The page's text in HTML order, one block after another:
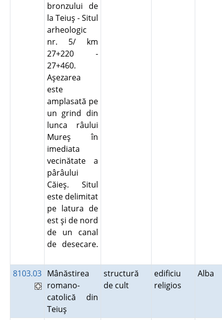
bronzului de
la Teiuş - Situl
arheologic
nr. 5/ km
27+220 -
27+460.
Aşezarea
este
amplasată pe
un grind din
lunca râului
Mureş în
imediata
vecinătate a
pârâului
Căieş. Situl
este delimitat
pe latura de
est şi de nord
de un canal
de desecare.
8103.03 Mânăstirea
romano-
catolică din
Teiuş
structură
de cult
edificiu
religios
Alba